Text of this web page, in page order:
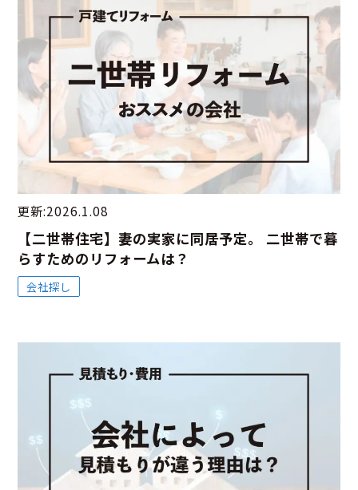
更新:2026.1.08
【二世帯住宅】妻の実家に同居予定。 二世帯で暮
らすためのリフォームは？
会社探し